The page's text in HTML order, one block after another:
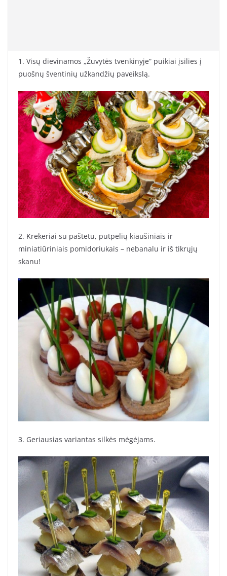
1. Visų dievinamos „Žuvytės tvenkinyje“ puikiai įsilies į
puošnų šventinių užkandžių paveikslą.
2. Krekeriai su paštetu, putpelių kiaušiniais ir
miniatiūriniais pomidoriukais – nebanalu ir iš tikrųjų
skanu!
3. Geriausias variantas silkės mėgėjams.